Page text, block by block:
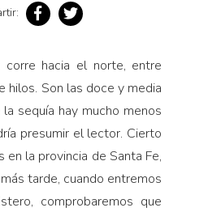
hacia el norte, entre
hilos. Son las doce y media
sequía hay mucho menos
presumir el lector. Cierto
en la provincia de Santa Fe,
tarde, cuando entremos
comprobaremos que